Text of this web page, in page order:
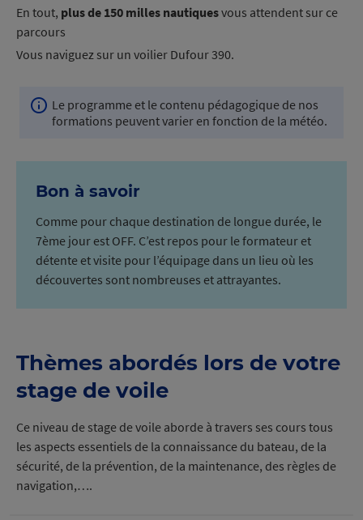
En tout, plus de 150 milles nautiquesvous attendent sur ce
parcours
Vous naviguez sur un voilier Dufour 390.
Le programme et le contenu pédagogique de nos
formations peuvent varier en fonction de la météo.
Bon à savoir
Comme pour chaque destination de longue durée, le
7ème jour est OFF. C’est repos pour le formateur et
détente et visite pour l’équipage dans un lieu où les
découvertes sont nombreuses et attrayantes.
Thèmes abordés lors de votre
stage de voile
Ce niveau de stage de voile aborde à travers ses cours tous
les aspects essentiels de la connaissance du bateau, de la
sécurité, de la prévention, de la maintenance, des règles de
navigation,….